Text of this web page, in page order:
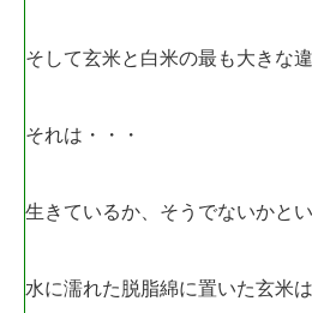
そして玄米と白米の最も大きな違
それは・・・
生きているか、そうでないかと
水に濡れた脱脂綿に置いた玄米